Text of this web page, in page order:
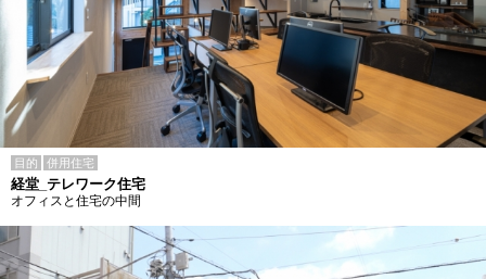
目的 併用住宅
経堂_テレワーク住宅
オフィスと住宅の中間